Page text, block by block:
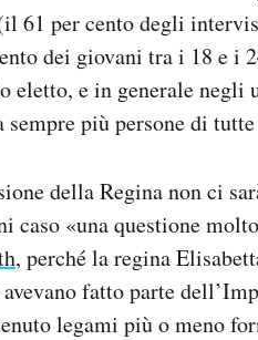
61 per cento degli
dei giovani tra i 18 e i
eletto, e in generale
più persone di
della Regina non ci
caso «una questione
, perché la regina
fatto parte
legami più o meno